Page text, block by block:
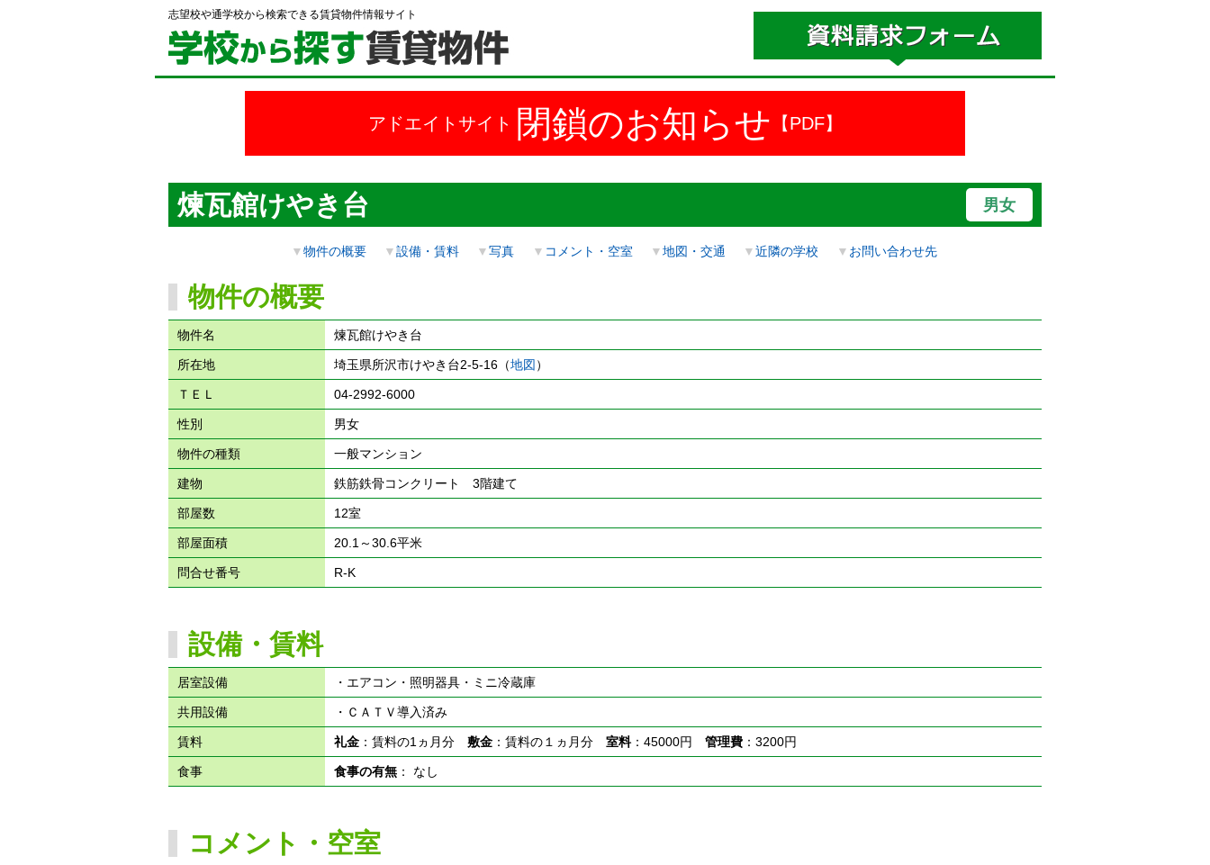
志望校や通学校から検索できる賃貸物件情報サイト
アドエイトサイト 閉鎖のお知らせ 【PDF】
煉瓦館けやき台 男女
▼物件の概要 ▼設備・賃料 ▼写真 ▼ コメント・空室 ▼地図・交通 ▼近隣の学校 ▼ お問い合わせ先
物件の概要
物件名 煉瓦館けやき台
所在地 埼玉県所沢市けやき台2-5-16（地図）
ＴＥＬ 04-2992-6000
性別 男女
物件の種類 一般マンション
建物 鉄筋鉄骨コンクリート 3階建て
部屋数 12室
部屋面積 20.1～30.6平米
問合せ番号 R-K
設備・賃料
居室設備 ・エアコン・照明器具・ミニ冷蔵庫
共用設備 ・ＣＡＴＶ導入済み
賃料 礼金：賃料の1ヵ月分 敷金：賃料の１ヵ月分 室料：45000円 管理費：3200円
食事 食事の有無： なし
コメント・空室